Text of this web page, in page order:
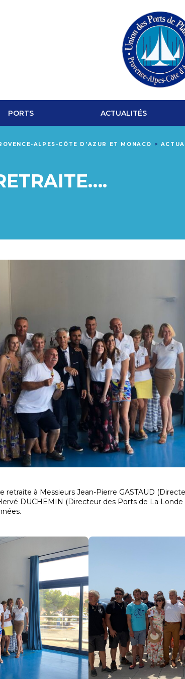
PORTS ACTUALITÉS
ALPES-CÔTE D'AZUR ET MONACO >
retraite à Messieurs Jean-Pierre GASTAUD
DUCHEMIN (Directeur des Ports de La